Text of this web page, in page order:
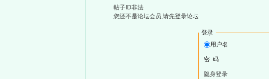
帖子ID非法
您还不是论坛会员,请先登录论坛
登录
用户名
密 码
隐身登录